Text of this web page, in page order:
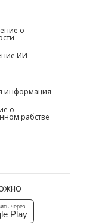
о
ИИ
информация
о
рабстве
через
Play